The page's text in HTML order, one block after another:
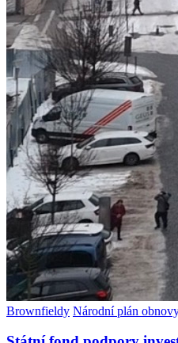
Brownfieldy Národní plán